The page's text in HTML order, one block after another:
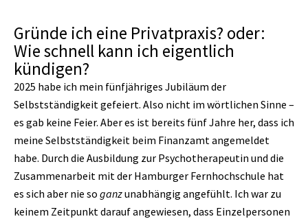
Gründe ich eine Privatpraxis? oder:
Wie schnell kann ich eigentlich
kündigen?
2025 habe ich mein fünfjähriges Jubiläum der
Selbstständigkeit gefeiert. Also nicht im wörtlichen Sinne –
es gab keine Feier. Aber es ist bereits fünf Jahre her, dass ich
meine Selbstständigkeit beim Finanzamt angemeldet
habe. Durch die Ausbildung zur Psychotherapeutin und die
Zusammenarbeit mit der Hamburger Fernhochschule hat
es sich aber nie so ganzunabhängig angefühlt. Ich war zu
keinem Zeitpunkt darauf angewiesen, dass Einzelpersonen